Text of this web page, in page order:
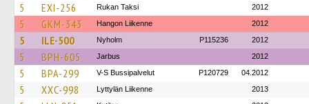
5 EXI-256 Rukan Taksi 2012
5 GKM-343 Hangon Liikenne 2012
5 ILE-500 Nyholm P115236 2012
5 BPH-605 Jarbus 2012
5 BPA-299 V-S Bussipalvelut P120729 04.2012
5 XXC-998 Lyttylän Liikenne 2013